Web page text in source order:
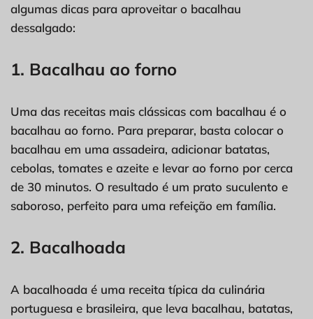
algumas dicas para aproveitar o bacalhau
dessalgado:
1. Bacalhau ao forno
Uma das receitas mais clássicas com bacalhau é o
bacalhau ao forno. Para preparar, basta colocar o
bacalhau em uma assadeira, adicionar batatas,
cebolas, tomates e azeite e levar ao forno por cerca
de 30 minutos. O resultado é um prato suculento e
saboroso, perfeito para uma refeição em família.
2. Bacalhoada
A bacalhoada é uma receita típica da culinária
portuguesa e brasileira, que leva bacalhau, batatas,